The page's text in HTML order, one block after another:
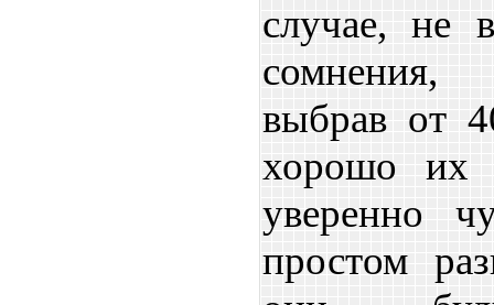
случае, не
сомнения,
выбрав от
хорошо их
уверенно
простом